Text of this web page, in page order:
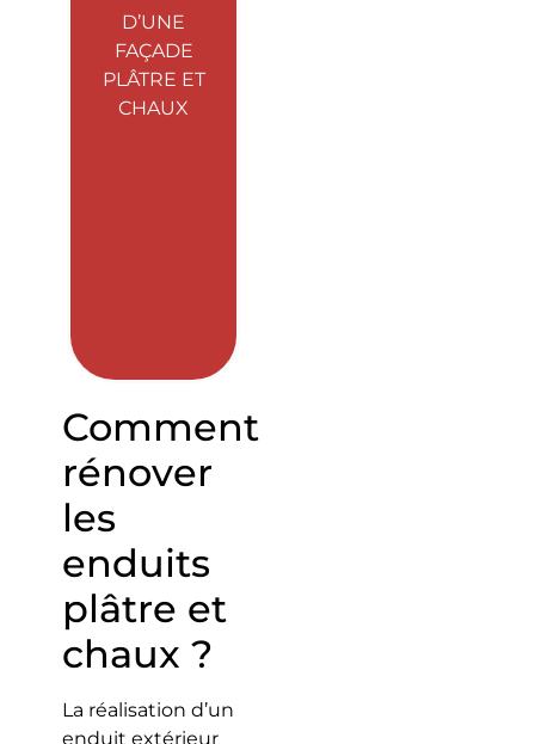
D’UNE
FAÇADE
PLÂTRE ET
CHAUX
Comment
rénover
les
enduits
plâtre et
chaux ?
La réalisation d’un
enduit extérieur